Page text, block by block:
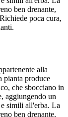
ben drenante,
poca cura,
alla
pianta produce
che sbocciano in
aggiungendo un
simili all'erba. La
ben drenante,